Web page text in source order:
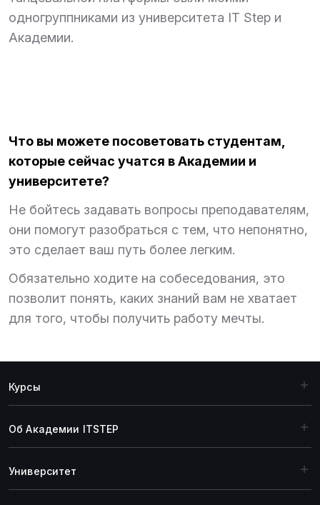
одногруппниками из университета IT Step и
Академии.
Что вы можете посоветовать студентам,
которые сейчас учатся в Академии и
университете?
Не бойтесь задавать вопросы преподавателям,
они помогут разобраться с тем, что непонятно,
это сделает ваш путь более легким.
Обязательно ходите на собеседования, это
позволит понять, каких знаний вам не хватает
для того, чтобы получить работу мечты.
Курсы
Об Академии ITSTEP
Университет